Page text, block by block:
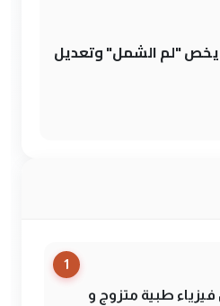
يخص "لم الشمل" وتعديل
1
فيزياء طبية متزوج و